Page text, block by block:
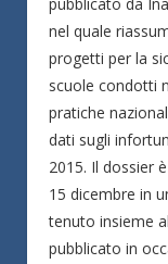
pubblicato da
nel quale
progetti per la
scuole condotti
pratiche
dati sugli
2015. Il dossier
15 dicembre in
tenuto insieme
pubblicato in